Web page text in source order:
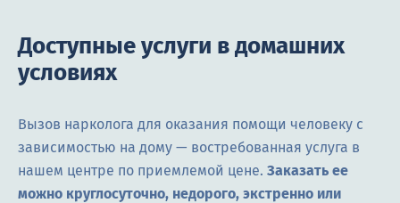
Доступные услуги в домашних
условиях
Вызов нарколога для оказания помощи человеку с
зависимостью на дому — востребованная услуга в
нашем центре по приемлемой цене. Заказать ее
можно круглосуточно, недорого, экстренно или